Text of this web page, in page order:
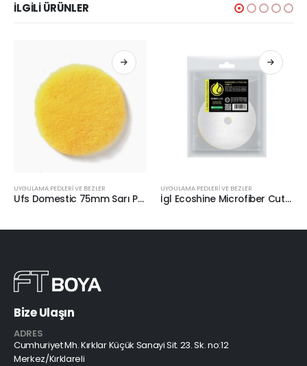
İLGILI ÜRÜNLER
UYGULAMA PEDLERİ VE BEZLER
Ufs Domestic 75mm Sarı Pasta Keçesi
UYGULAMA PEDLERİ VE BEZLER
İgl Ecoshine Microfiber Cutting Pad Pasta Keçesi 160/165mm
Bize Ulaşın
ADRES
Cumhuriyet Mh. Kırklar Küçük Sanayi Sit. 23. Sk. no:12
Merkez/Kırklareli